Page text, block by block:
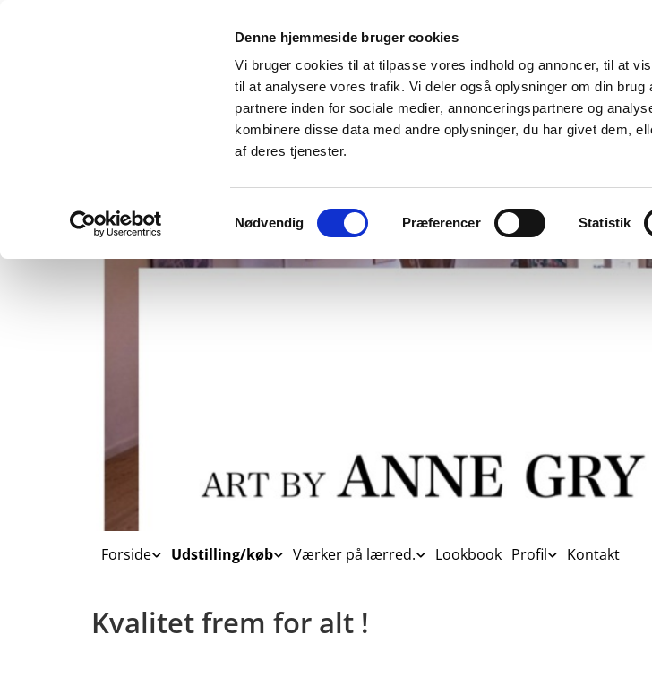
Denne hjemmeside bruger cookies
Vi bruger cookies til at tilpasse vores indhold og annoncer, til at
til at analysere vores trafik. Vi deler også oplysninger om din
partnere inden for sociale medier, annonceringspartnere og
kombinere disse data med andre oplysninger, du har givet dem,
af deres tjenester.
Nødvendig Præferencer Statistik
Forside Udstilling/køb Værker på lærred. Lookbook Profil Kontakt
Kvalitet frem for alt !